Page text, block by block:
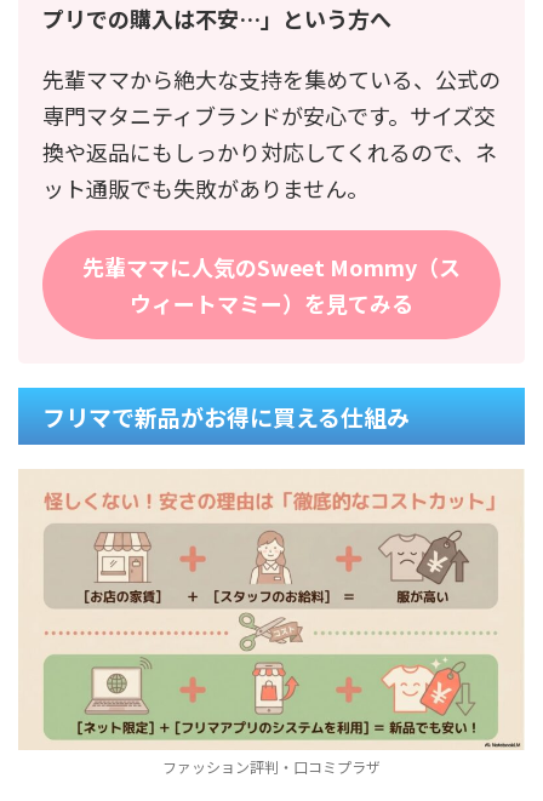
プリでの購入は不安…」という方へ
先輩ママから絶大な支持を集めている、公式の
専門マタニティブランドが安心です。サイズ交
換や返品にもしっかり対応してくれるので、ネ
ット通販でも失敗がありません。
先輩ママに人気のSweet Mommy（ス
ウィートマミー）を見てみる
フリマで新品がお得に買える仕組み
ファッション評判・口コミプラザ